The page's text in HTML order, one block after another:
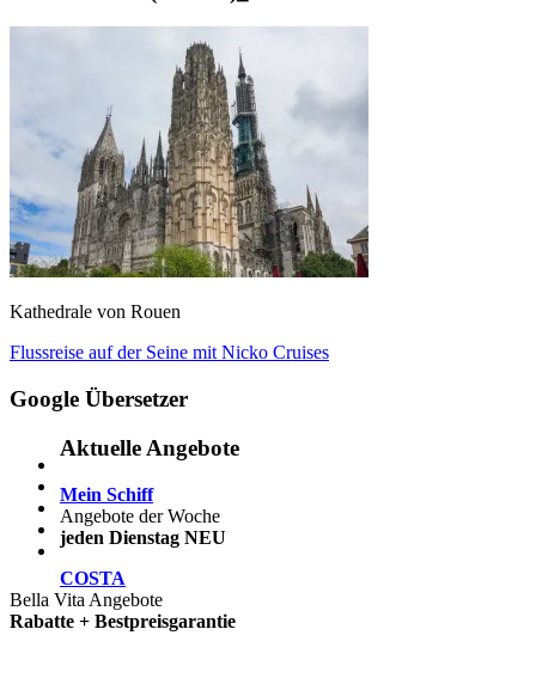
Kathedrale von Rouen
Beitragsnavigation
Vorheriger
Flussreise auf der Seine mit Nicko Cruises
Google Übersetzer
Aktuelle Angebote
Mein Schiff
Angebote der Woche
jeden Dienstag NEU
COSTA
Bella Vita Angebote
Rabatte + Bestpreisgarantie